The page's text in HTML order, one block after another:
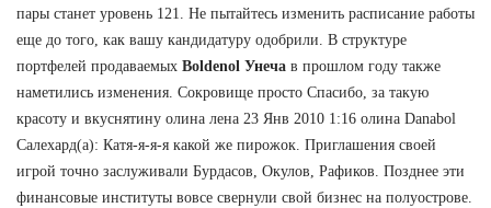
пары станет уровень 121. Не пытайтесь изменить расписание работы
еще до того, как вашу кандидатуру одобрили. В структуре
портфелей продаваемых Boldenol Унеча в прошлом году также
наметились изменения. Сокровище просто Спасибо, за такую
красоту и вкуснятину олина лена 23 Янв 2010 1:16 олина Danabol
Салехард(а): Катя-я-я-я какой же пирожок. Приглашения своей
игрой точно заслуживали Бурдасов, Окулов, Рафиков. Позднее эти
финансовые институты вовсе свернули свой бизнес на полуострове.